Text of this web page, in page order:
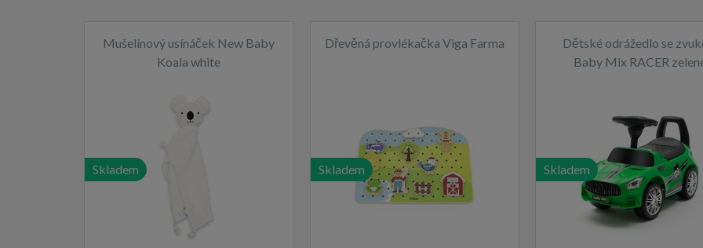
Mušelínový usínáček New Baby
Koala white
Skladem
Dřevěná provlékačka Viga Farma
Skladem
Dětské odrážedlo se
Baby Mix RACER
Skladem